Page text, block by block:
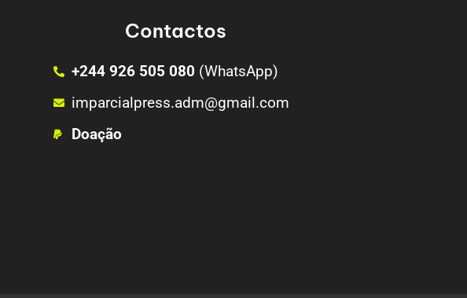
Contactos
+244 926 505 080 (WhatsApp)
imparcialpress.adm@gmail.com
Doação